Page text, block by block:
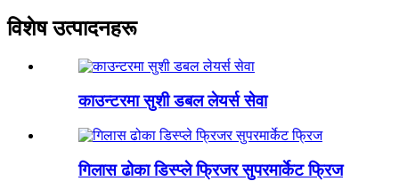
विशेष उत्पादनहरू
काउन्टरमा सुशी डबल लेयर्स सेवा
गिलास ढोका डिस्प्ले फ्रिजर सुपरमार्केट फ्रिज